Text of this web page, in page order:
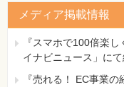
メディア掲載情報
『スマホで100倍楽
イナビニュース」に
『売れる！ EC事業